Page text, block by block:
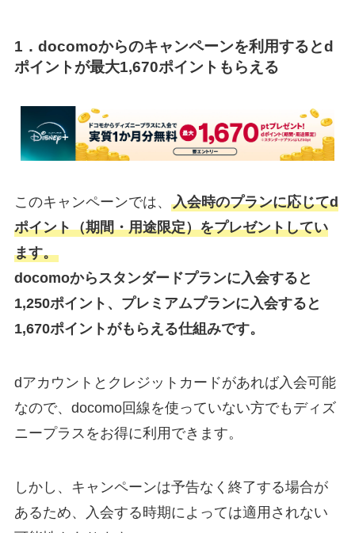
1．docomoからのキャンペーンを利用するとd
ポイントが最大1,670ポイントもらえる
このキャンペーンでは、 入会時のプランに応じてd
ポイント（期間・用途限定）をプレゼントしてい
ます。
docomoからスタンダードプランに入会すると
1,250ポイント、プレミアムプランに入会すると
1,670ポイントがもらえる仕組みです。
dアカウントとクレジットカードがあれば入会可能
なので、docomo回線を使っていない方でもディズ
ニープラスをお得に利用できます。
しかし、キャンペーンは予告なく終了する場合が
あるため、入会する時期によっては適用されない